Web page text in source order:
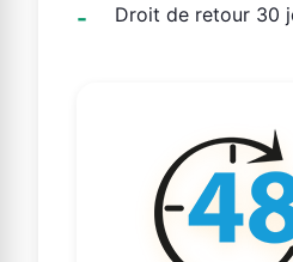
Droit de retour 30